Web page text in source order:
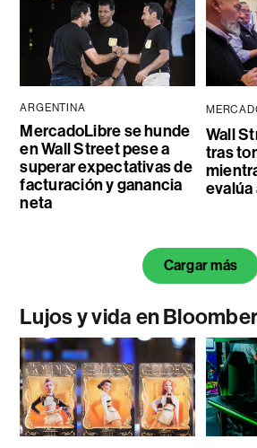
ARGENTINA
MercadoLibre se hunde
en Wall Street pese a
superar expectativas de
facturación y ganancia
neta
Wall
tras
evalúa
Cargar más
Lujos y vida en